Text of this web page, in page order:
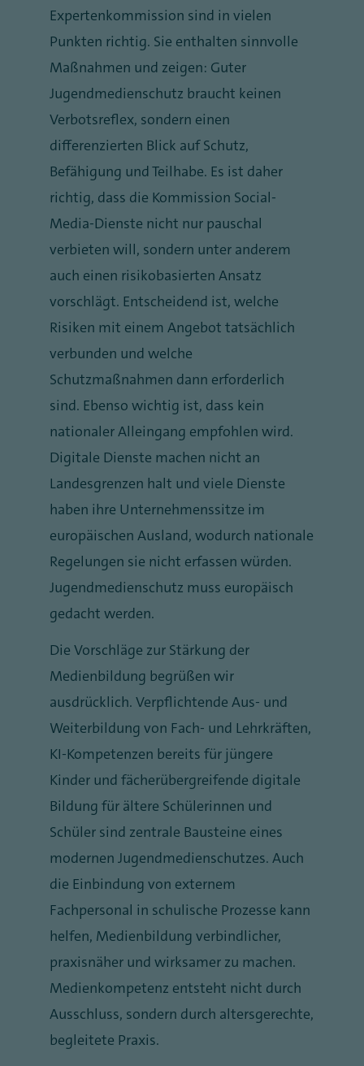
Expertenkommission sind in vielen
Punkten richtig. Sie enthalten sinnvolle
Maßnahmen und zeigen: Guter
Jugendmedienschutz braucht keinen
Verbotsreflex, sondern einen
differenzierten Blick auf Schutz,
Befähigung und Teilhabe. Es ist daher
richtig, dass die Kommission Social-
Media-Dienste nicht nur pauschal
verbieten will, sondern unter anderem
auch einen risikobasierten Ansatz
vorschlägt. Entscheidend ist, welche
Risiken mit einem Angebot tatsächlich
verbunden und welche
Schutzmaßnahmen dann erforderlich
sind. Ebenso wichtig ist, dass kein
nationaler Alleingang empfohlen wird.
Digitale Dienste machen nicht an
Landesgrenzen halt und viele Dienste
haben ihre Unternehmenssitze im
europäischen Ausland, wodurch nationale
Regelungen sie nicht erfassen würden.
Jugendmedienschutz muss europäisch
gedacht werden.
Die Vorschläge zur Stärkung der
Medienbildung begrüßen wir
ausdrücklich. Verpflichtende Aus- und
Weiterbildung von Fach- und Lehrkräften,
KI-Kompetenzen bereits für jüngere
Kinder und fächerübergreifende digitale
Bildung für ältere Schülerinnen und
Schüler sind zentrale Bausteine eines
modernen Jugendmedienschutzes. Auch
die Einbindung von externem
Fachpersonal in schulische Prozesse kann
helfen, Medienbildung verbindlicher,
praxisnäher und wirksamer zu machen.
Medienkompetenz entsteht nicht durch
Ausschluss, sondern durch altersgerechte,
begleitete Praxis.